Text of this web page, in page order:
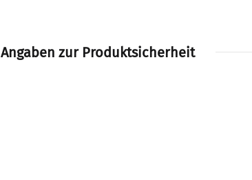
Angaben zur Produktsicherheit